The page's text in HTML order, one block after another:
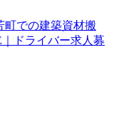
町での建築資材搬
ドライバー求人募